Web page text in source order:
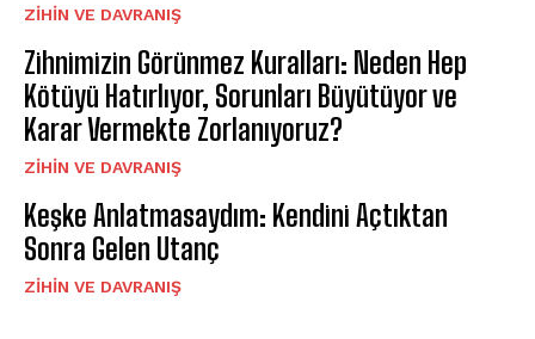
⁠ZIHIN VE DAVRANIŞ
Zihnimizin Görünmez Kuralları: Neden Hep
Kötüyü Hatırlıyor, Sorunları Büyütüyor ve
Karar Vermekte Zorlanıyoruz?
⁠ZIHIN VE DAVRANIŞ
Keşke Anlatmasaydım: Kendini Açtıktan
Sonra Gelen Utanç
⁠ZIHIN VE DAVRANIŞ